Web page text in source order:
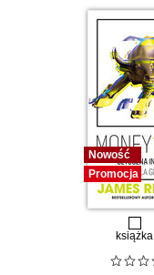
Nowość
Promocja
książka